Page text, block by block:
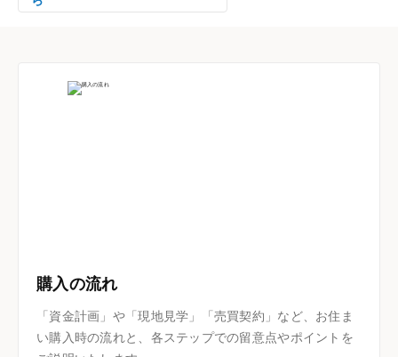
購入の流れ
「資金計画」や「現地見学」「売買契約」など、お住ま
い購入時の流れと、各ステップでの留意点やポイントを